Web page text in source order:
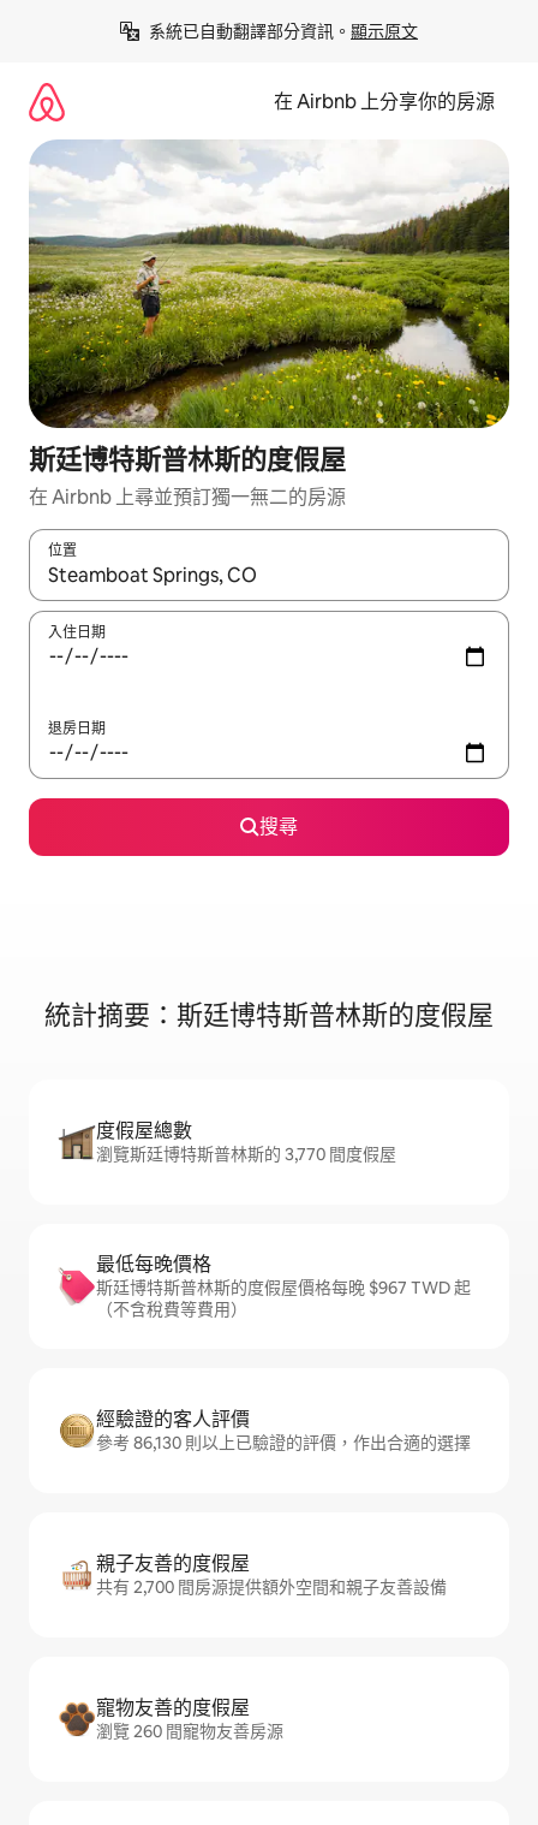
系統已自動翻譯部分資訊。 顯示原文
在 Airbnb 上分享你的房源
斯廷博特斯普林斯的度假屋
在 Airbnb 上尋並預訂獨一無二的房源
位置
如有搜尋結果，瀏覽內容時請使用上下箭頭，或輕點、滑動裝置。
入住日期
退房日期
搜尋
統計摘要：斯廷博特斯普林斯的度假屋
度假屋總數
瀏覽斯廷博特斯普林斯的 3,770 間度假屋
最低每晚價格
斯廷博特斯普林斯的度假屋價格每晚 $967 TWD 起
（不含稅費等費用）
經驗證的客人評價
參考 86,130 則以上已驗證的評價，作出合適的選擇
親子友善的度假屋
共有 2,700 間房源提供額外空間和親子友善設備
寵物友善的度假屋
瀏覽 260 間寵物友善房源